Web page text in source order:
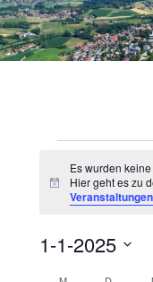
Hinweis
Es wurden
Hier geht es zu
Veranstaltungen
1-1-2025